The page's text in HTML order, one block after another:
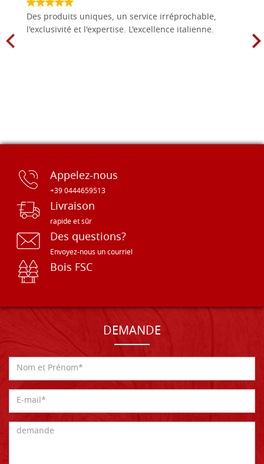
Des produits uniques, un service irréprochable,
l'exclusivité et l'expertise. L'excellence italienne.
Appelez-nous
+39 0444659513
Livraison
rapide et sûr
Des questions?
Envoyez-nous un courriel
Bois FSC
DEMANDE